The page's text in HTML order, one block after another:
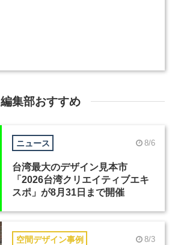
編集部おすすめ
ニュース 8/6
台湾最大のデザイン見本市
「2026台湾クリエイティブエキ
スポ」が8月31日まで開催
空間デザイン事例 8/3